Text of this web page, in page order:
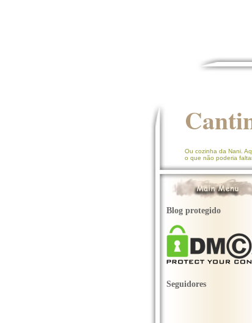
Ou cozinha da Nani.
o que não poderia
Blog protegido
Seguidores